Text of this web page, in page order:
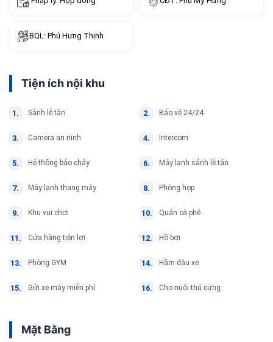
BQL: Phú Hưng Thịnh
Tiện ích nội khu
Sảnh lễ tân Bảo vệ 24/24
Camera an ninh Intercom
Hệ thống báo cháy Máy lạnh sảnh lễ tân
Máy lạnh thang máy Phòng họp
Khu vui chơi Quán cà phê
Cửa hàng tiện lợi Hồ bơi
Phòng GYM Hầm đậu xe
Gửi xe máy miễn phí Cho nuôi thú cưng
Mặt Bằng